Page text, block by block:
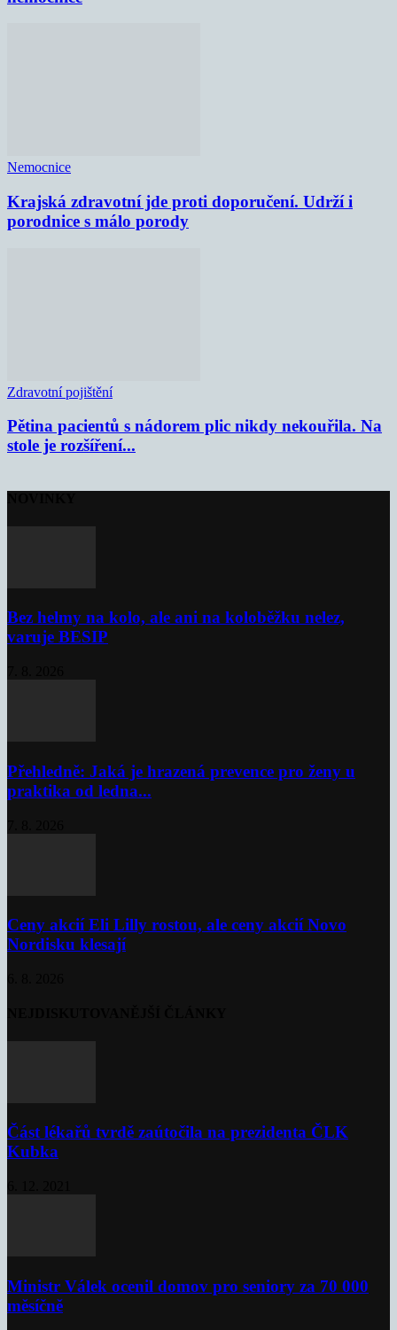
Nemocnice
Krajská zdravotní jde proti doporučení. Udrží i
porodnice s málo porody
Zdravotní pojištění
Pětina pacientů s nádorem plic nikdy nekouřila. Na
stole je rozšíření...
Bez helmy na kolo, ale ani na koloběžku nelez,
varuje BESIP
Přehledně: Jaká je hrazená prevence pro ženy u
praktika od ledna...
Ceny akcií Eli Lilly rostou, ale ceny akcií Novo
Nordisku klesají
Část lékařů tvrdě zaútočila na prezidenta ČLK
Kubka
Ministr Válek ocenil domov pro seniory za 70 000
měsíčně